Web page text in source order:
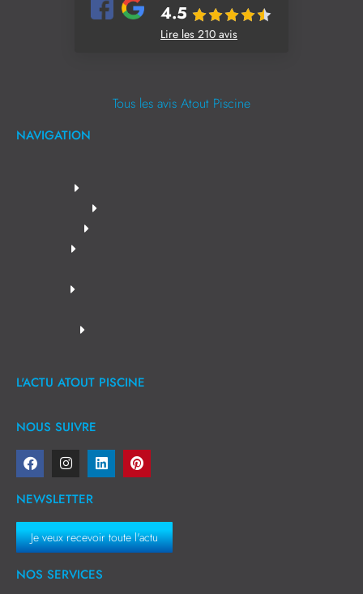
4.5
Lire les 210 avis
Tous les avis Atout Piscine
NAVIGATION
L'ACTU ATOUT PISCINE
NOUS SUIVRE
NEWSLETTER
Je veux recevoir toute l'actu
NOS SERVICES